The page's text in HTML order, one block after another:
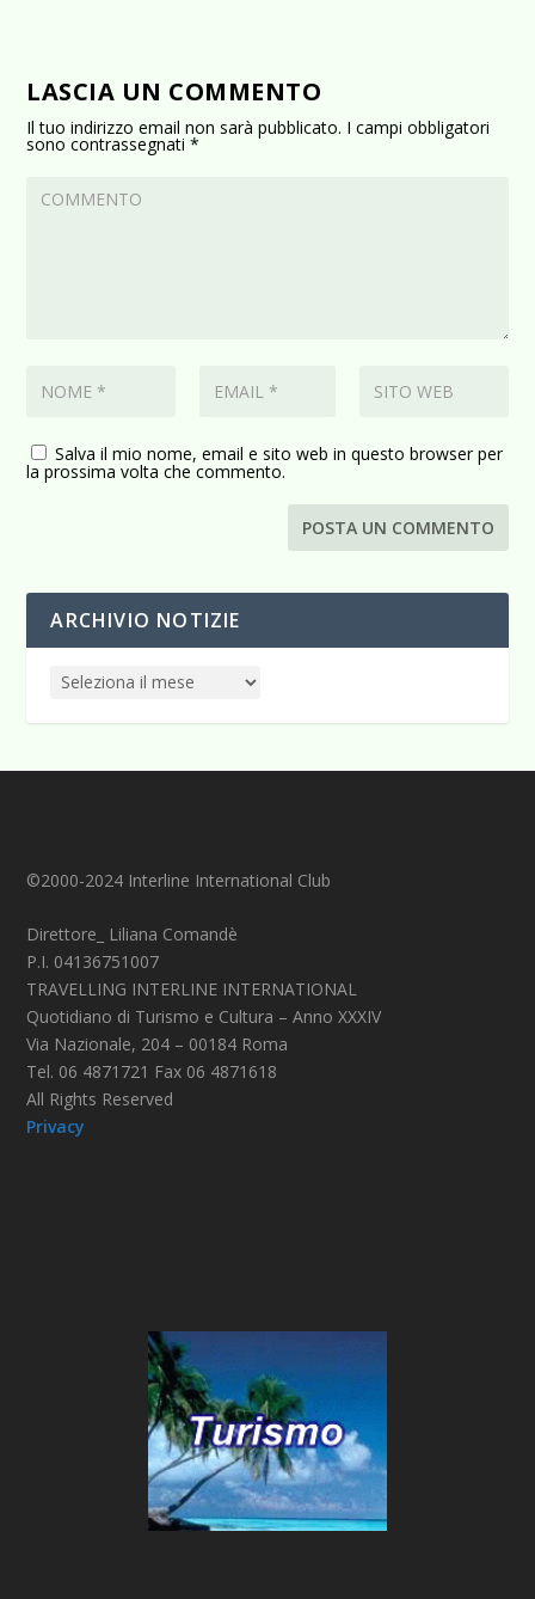
LASCIA UN COMMENTO
Il tuo indirizzo email non sarà pubblicato. I campi obbligatori
sono contrassegnati*
Salva il mio nome, email e sito web in questo browser per
la prossima volta che commento.
ARCHIVIO NOTIZIE
©2000-2024 Interline International Club
Direttore_ Liliana Comandè
P.I. 04136751007
TRAVELLING INTERLINE INTERNATIONAL
Quotidiano di Turismo e Cultura – Anno XXXIV
Via Nazionale, 204 – 00184 Roma
Tel. 06 4871721 Fax 06 4871618
All Rights Reserved
Privacy